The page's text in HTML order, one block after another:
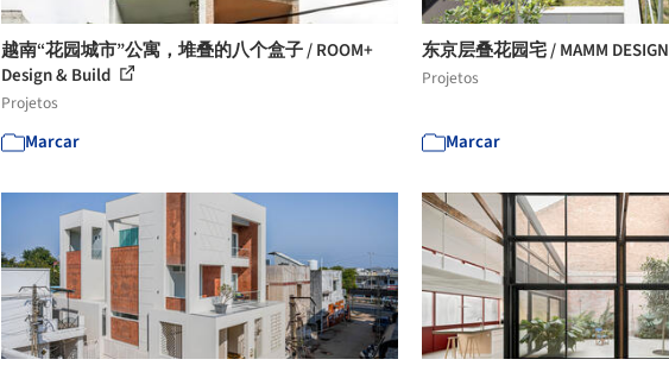
越南“花园城市”公寓，堆叠的八个盒子 / ROOM+
Design & Build
Projetos
Marcar
东京层叠花园宅 / MAMM DESIGN
Projetos
Marcar